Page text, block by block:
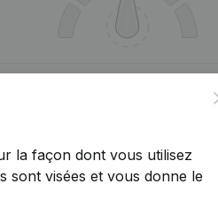
la façon dont vous utilisez
sont visées et vous donne le